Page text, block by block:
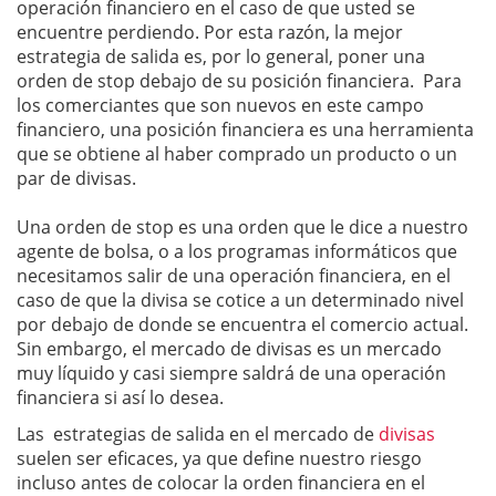
operación financiero en el caso de que usted se
encuentre perdiendo. Por esta razón, la mejor
estrategia de salida es, por lo general, poner una
orden de stop debajo de su posición financiera. Para
los comerciantes que son nuevos en este campo
financiero, una posición financiera es una herramienta
que se obtiene al haber comprado un producto o un
par de divisas.
Una orden de stop es una orden que le dice a nuestro
agente de bolsa, o a los programas informáticos que
necesitamos salir de una operación financiera, en el
caso de que la divisa se cotice a un determinado nivel
por debajo de donde se encuentra el comercio actual.
Sin embargo, el mercado de divisas es un mercado
muy líquido y casi siempre saldrá de una operación
financiera si así lo desea.
Las estrategias de salida en el mercado de divisas
suelen ser eficaces, ya que define nuestro riesgo
incluso antes de colocar la orden financiera en el